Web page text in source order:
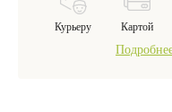
Курьеру Картой